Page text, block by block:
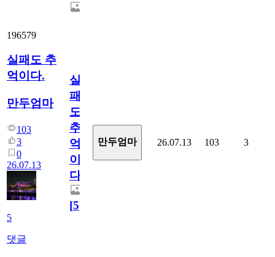
196579
실패도 추
억이다.
만두엄마
103
3
0
26.07.13
5
댓글
실
패
도
추
억
이
다.
[5]
만두엄마 26.07.13 103 3